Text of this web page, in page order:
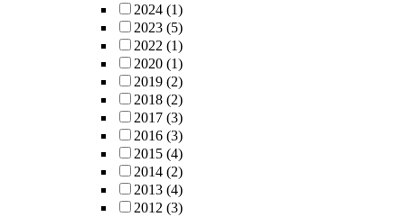
2024 (1)
2023 (5)
2022 (1)
2020 (1)
2019 (2)
2018 (2)
2017 (3)
2016 (3)
2015 (4)
2014 (2)
2013 (4)
2012 (3)